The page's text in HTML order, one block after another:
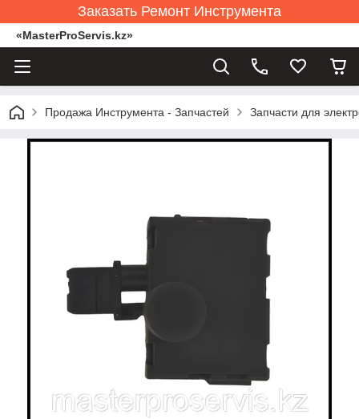
Заказать Ремонт Инструмента
«MasterProServis.kz»
Продажа Инструмента - Запчастей Запчасти для